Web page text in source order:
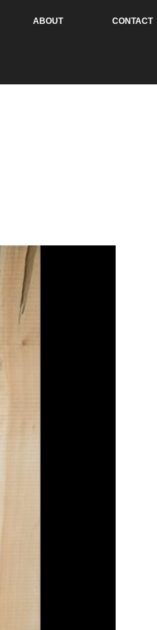
ABOUT CONTACT